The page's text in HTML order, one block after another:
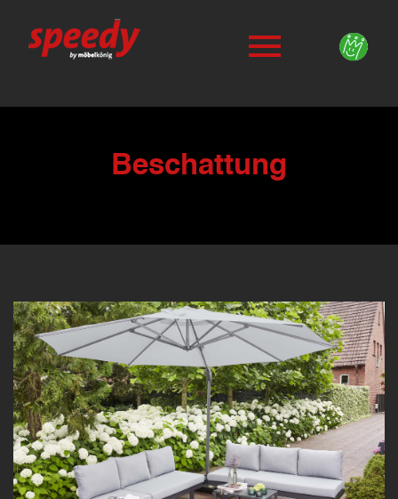
Beschattung